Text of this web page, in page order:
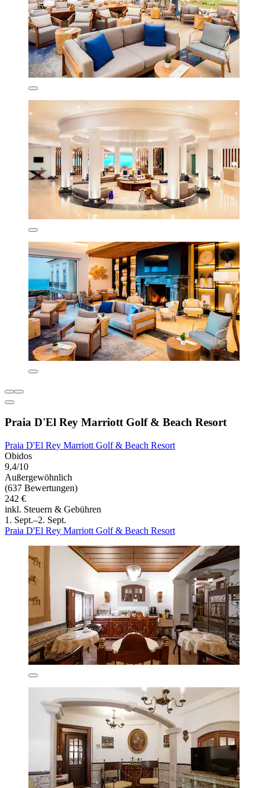
Praia D'El Rey Marriott Golf & Beach Resort
Praia D'El Rey Marriott Golf & Beach Resort
Obidos
9,4/10
Außergewöhnlich
(637 Bewertungen)
242 €
inkl. Steuern & Gebühren
1. Sept.–2. Sept.
Praia D'El Rey Marriott Golf & Beach Resort